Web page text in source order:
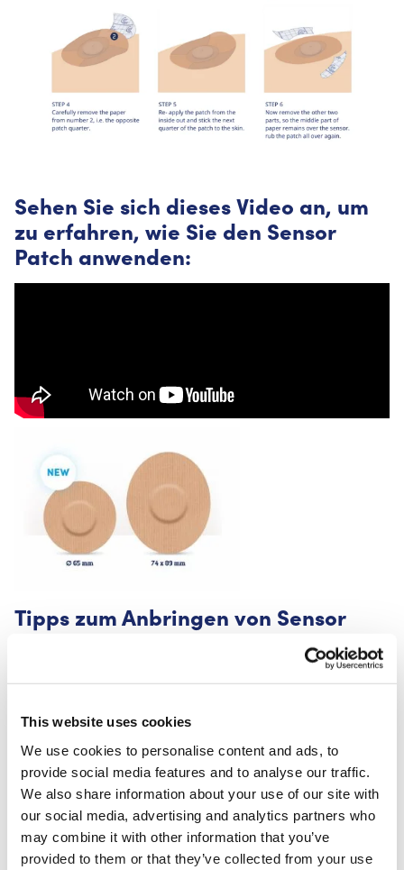
This website uses cookies
We use cookies to personalise content and ads, to
provide social media features and to analyse our traffic.
We also share information about your use of our site with
our social media, advertising and analytics partners who
may combine it with other information that you’ve
provided to them or that they’ve collected from your use
Sehen Sie sich dieses Video an, um
zu erfahren, wie Sie den Sensor
Patch anwenden:
Tipps zum Anbringen von Sensor
Achten Sie darauf, dass die Haut vor dem
Entfernen Sie jegliche Lotion, Öl, Schweiß oder
Schmutz.
Die besten Ergebnisse erzielen Sie, wenn Sie das
Pflaster ein bis zwei Stunden vor dem Sport oder
Duschen aufkleben.
Schneiden Sie überschüssige Körperhaare ab, um
die Haftung und den Komfort zu verbessern.